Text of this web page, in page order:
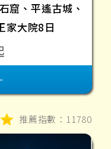
窟、平遙古城、
家大院8日
推薦指數：11780